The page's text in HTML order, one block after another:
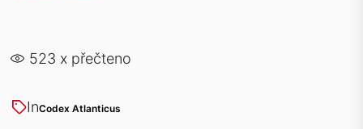
523 x přečteno
InCodex Atlanticus